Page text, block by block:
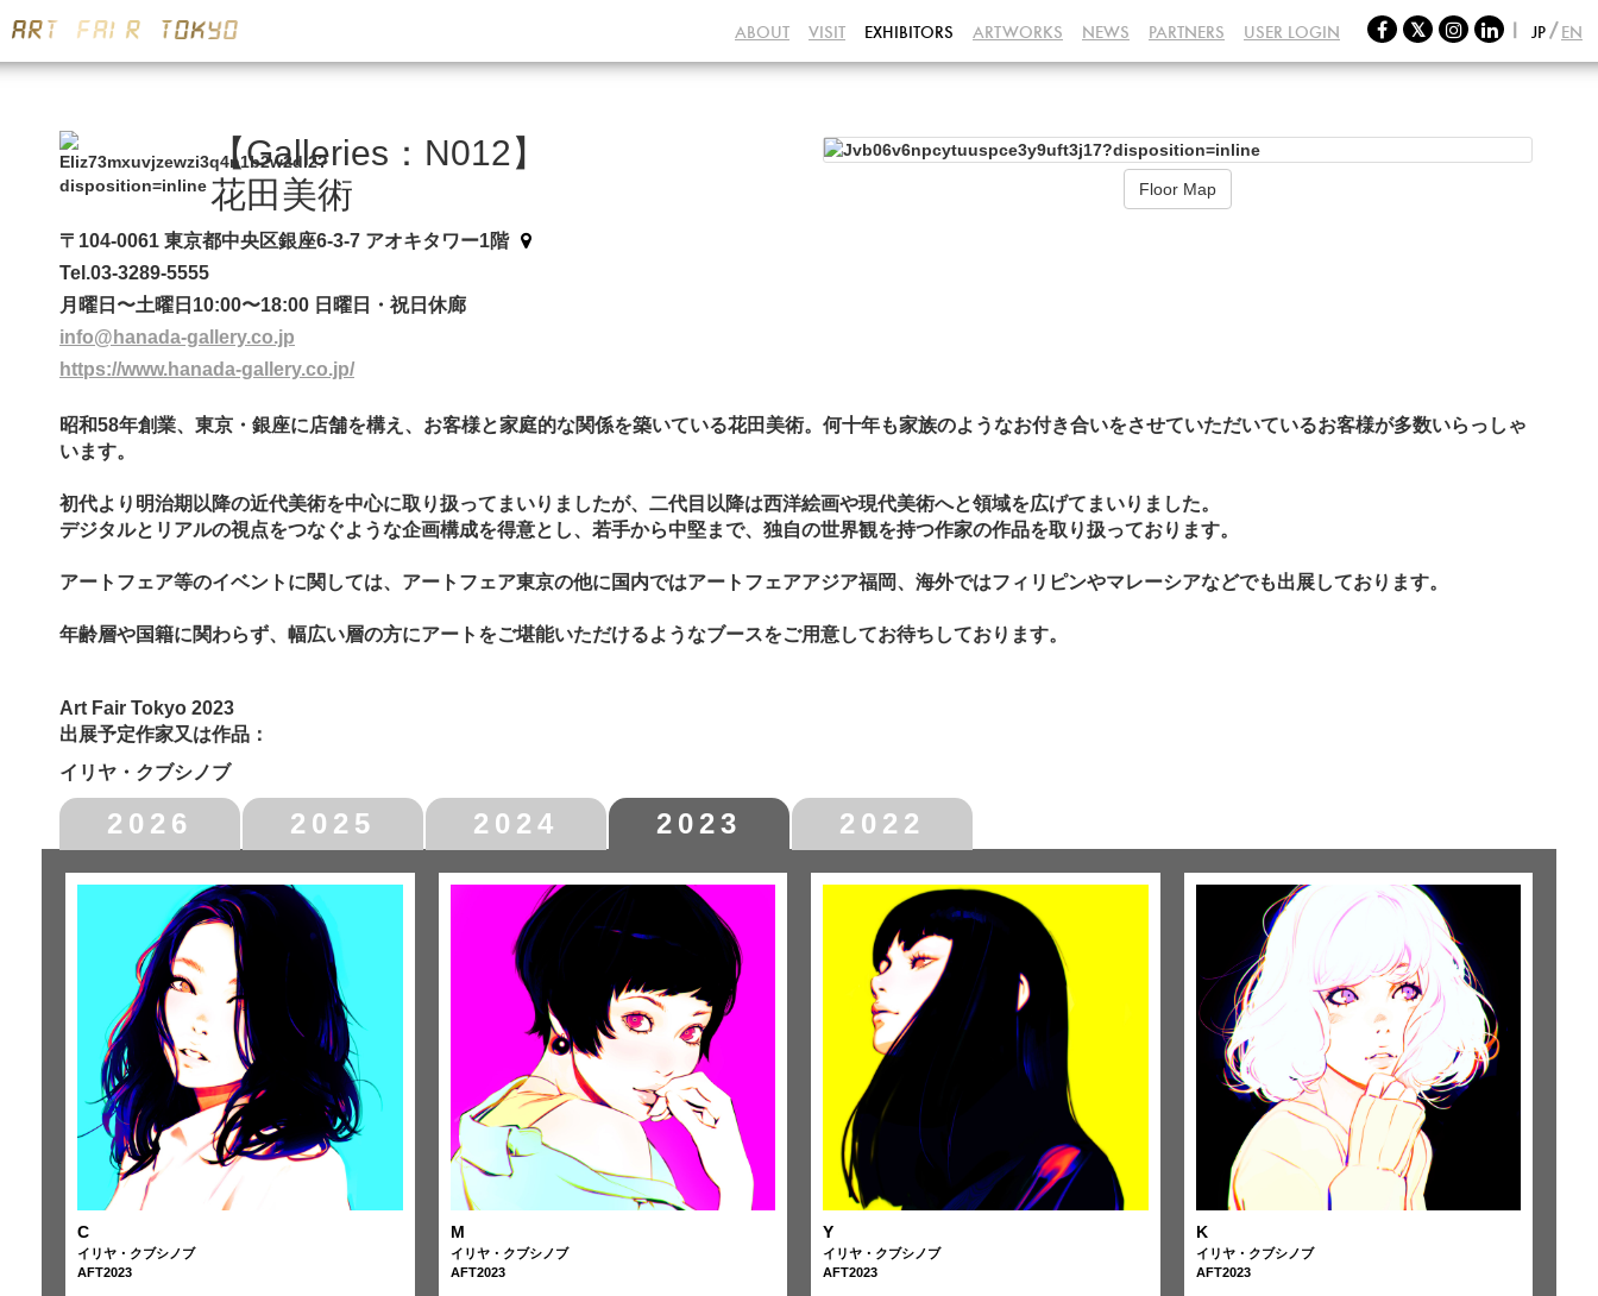
ABOUT VISIT EXHIBITORS ARTWORKS NEWS PARTNERS USER LOGIN JP EN
【Galleries：N012】
花田美術
〒104-0061 東京都中央区銀座6-3-7 アオキタワー1階
Tel.03-3289-5555
月曜日〜土曜日10:00〜18:00 日曜日・祝日休廊
info@hanada-gallery.co.jp
https://www.hanada-gallery.co.jp/
Floor Map
昭和58年創業、東京・銀座に店舗を構え、お客様と家庭的な関係を築いている花田美術。何十年も家族のようなお付き合いをさせていただいているお客様が多数いらっしゃ
います。
初代より明治期以降の近代美術を中心に取り扱ってまいりましたが、二代目以降は西洋絵画や現代美術へと領域を広げてまいりました。
デジタルとリアルの視点をつなぐような企画構成を得意とし、若手から中堅まで、独自の世界観を持つ作家の作品を取り扱っております。
アートフェア等のイベントに関しては、アートフェア東京の他に国内ではアートフェアアジア福岡、海外ではフィリピンやマレーシアなどでも出展しております。
年齢層や国籍に関わらず、幅広い層の方にアートをご堪能いただけるようなブースをご用意してお待ちしております。
Art Fair Tokyo 2023
出展予定作家又は作品：
イリヤ・クブシノブ
2026 2025 2024 2023 2022
C
イリヤ・クブシノブ
AFT2023
M
イリヤ・クブシノブ
AFT2023
Y
イリヤ・クブシノブ
AFT2023
K
イリヤ・クブシノブ
AFT2023